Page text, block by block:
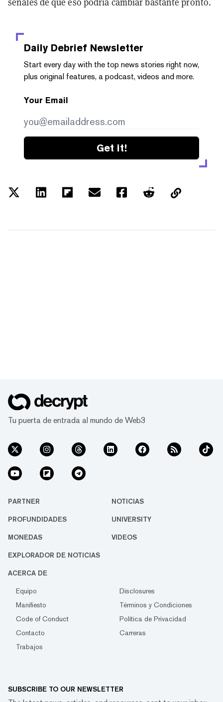
Daily Debrief Newsletter
Start every day with the top news stories right now,
plus original features, a podcast, videos and more.
Your Email
Get it!
Tu puerta de entrada al mundo de Web3
PARTNER NOTICIAS
PROFUNDIDADES UNIVERSITY
MONEDAS VIDEOS
EXPLORADOR DE NOTICIAS
ACERCA DE
Equipo
Disclosures
Manifiesto
Términos y Condiciones
Code of Conduct
Política de Privacidad
Contacto
Carreras
Trabajos
SUBSCRIBE TO OUR NEWSLETTER